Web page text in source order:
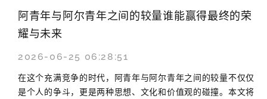
阿青年与阿尔青年之间的较量谁能赢得最终的荣
耀与未来
2026-06-25 06:28:51
在这个充满竞争的时代，阿青年与阿尔青年之间的较量不仅仅
是个人的争斗，更是两种思想、文化和价值观的碰撞。本文将